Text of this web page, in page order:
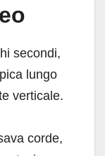
secondi,
lungo
verticale.
corde,